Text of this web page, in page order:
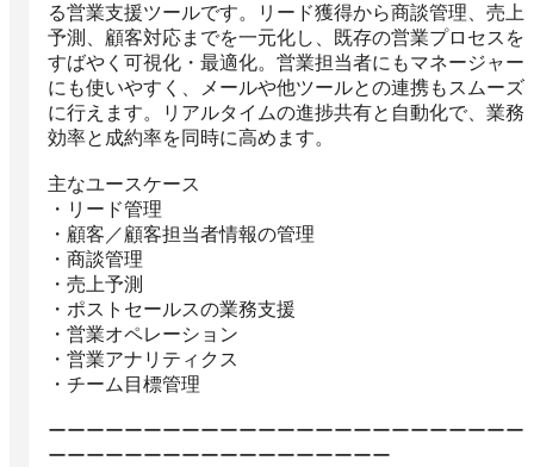
る営業支援ツールです。リード獲得から商談管理、売上
予測、顧客対応までを一元化し、既存の営業プロセスを
すばやく可視化・最適化。営業担当者にもマネージャー
にも使いやすく、メールや他ツールとの連携もスムーズ
に行えます。リアルタイムの進捗共有と自動化で、業務
効率と成約率を同時に高めます。
主なユースケース
・リード管理
・顧客／顧客担当者情報の管理
・商談管理
・売上予測
・ポストセールスの業務支援
・営業オペレーション
・営業アナリティクス
・チーム目標管理
ーーーーーーーーーーーーーーーーーーーーーーーーー
ーーーーーーーーーーーーーーーーーー